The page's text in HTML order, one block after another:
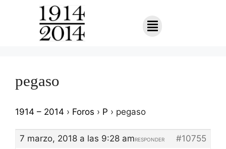
pegaso
1914 – 2014 › Foros › P › pegaso
7 marzo, 2018 a las 9:28 am #10755
RESPONDER